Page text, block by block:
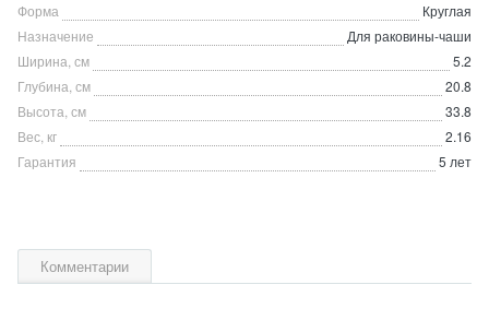
Форма
Круглая
Назначение
Для раковины-чаши
Ширина, см
5.2
Глубина, см
20.8
Высота, см
33.8
Вес, кг
2.16
Гарантия
5 лет
Комментарии